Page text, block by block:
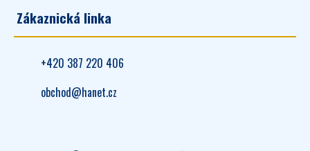
Zákaznická linka
+420 387 220 406
obchod@hanet.cz